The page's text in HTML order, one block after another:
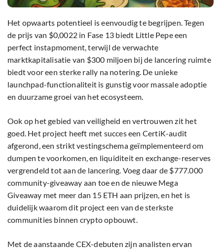
Het opwaarts potentieel is eenvoudig te begrijpen. Tegen
de prijs van $0,0022 in Fase 13 biedt Little Pepe een
perfect instapmoment, terwijl de verwachte
marktkapitalisatie van $300 miljoen bij de lancering ruimte
biedt voor een sterke rally na notering. De unieke
launchpad-functionaliteit is gunstig voor massale adoptie
en duurzame groei van het ecosysteem.
Ook op het gebied van veiligheid en vertrouwen zit het
goed. Het project heeft met succes een CertiK-audit
afgerond, een strikt vestingschema geïmplementeerd om
dumpen te voorkomen, en liquiditeit en exchange-reserves
vergrendeld tot aan de lancering. Voeg daar de $777.000
community-giveaway aan toe en de nieuwe Mega
Giveaway met meer dan 15 ETH aan prijzen, en het is
duidelijk waarom dit project een van de sterkste
communities binnen crypto opbouwt.
Met de aanstaande CEX-debuten zijn analisten ervan